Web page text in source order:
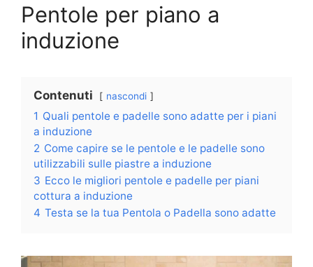
Pentole per piano a
induzione
Contenuti nascondi
1 Quali pentole e padelle sono adatte per i piani
a induzione
2 Come capire se le pentole e le padelle sono
utilizzabili sulle piastre a induzione
3 Ecco le migliori pentole e padelle per piani
cottura a induzione
4 Testa se la tua Pentola o Padella sono adatte